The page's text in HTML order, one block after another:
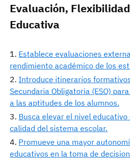
Evaluación,
Educativa
Establece evaluaciones
rendimiento académico de los
Introduce itinerarios
Secundaria Obligatoria (ESO)
a las aptitudes de los alumnos.
Busca elevar el nivel
calidad del sistema escolar.
Promueve una mayor
educativos en la toma de